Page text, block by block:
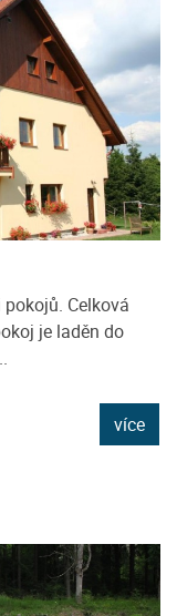
Celková
je laděn do
více